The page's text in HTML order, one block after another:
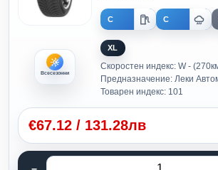
Всесезонни
C C
XL
Скоростен индекс: W -
Предназначение: Леки
Товарен индекс: 101
€67.12 / 131.28лв